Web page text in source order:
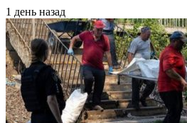
1 день назад